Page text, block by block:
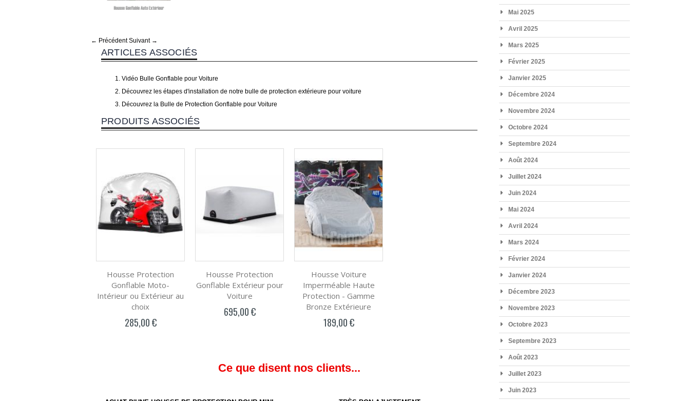
← Précédent Suivant →
ARTICLES ASSOCIÉS
Vidéo Bulle Gonflable pour Voiture
Découvrez les étapes d'installation de notre bulle de protection extérieure pour voiture
Découvrez la Bulle de Protection Gonflable pour Voiture
PRODUITS ASSOCIÉS
Housse Protection
Gonflable Moto-
Intérieur ou Extérieur au
choix
285,00 €
Housse Protection
Gonflable Extérieur pour
Voiture
695,00 €
Housse Voiture
Imperméable Haute
Protection - Gamme
Bronze Extérieure
189,00 €
Ce que disent nos clients...
Mai 2025
Avril 2025
Mars 2025
Février 2025
Janvier 2025
Décembre 2024
Novembre 2024
Octobre 2024
Septembre 2024
Août 2024
Juillet 2024
Juin 2024
Mai 2024
Avril 2024
Mars 2024
Février 2024
Janvier 2024
Décembre 2023
Novembre 2023
Octobre 2023
Septembre 2023
Août 2023
Juillet 2023
Juin 2023